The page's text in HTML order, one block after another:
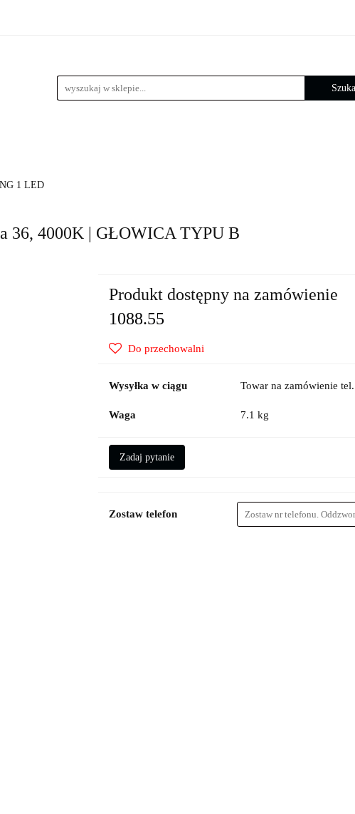
LED
Złącza słupowe Kosze zbrojeniowe
1 LED
36, 4000K | GŁOWICA TYPU B
Produkt dostępny na zamówienie
1088.55
Do przechowalni
Wysyłka w ciągu Towar na zamówienie
Waga 7.1 kg
Zadaj pytanie
Zostaw telefon